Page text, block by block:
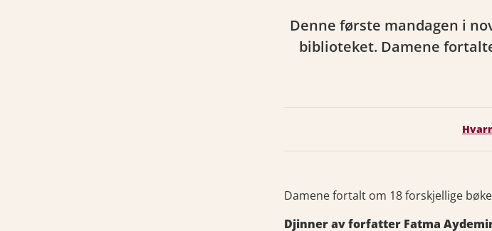
Denne første mandagen i
biblioteket. Damene
Damene fortalt om 18 forskjellige
Djinner av forfatter Fatma